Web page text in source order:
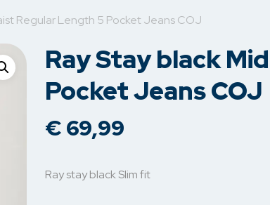
T-shirts
Tops
Blouses
Riemen
Sjaal
Broeken
Spijkerbroeken
Regular Length 5 Pocket Jeans COJ
Ray Stay black
Pocket Jeans COJ
€ 69,99
Ray stay black Slim fit